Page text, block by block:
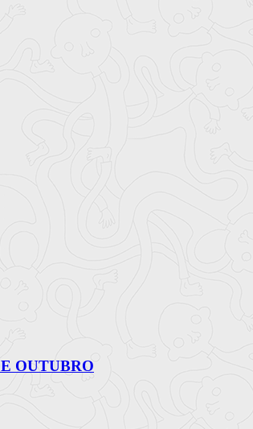
OUTUBRO